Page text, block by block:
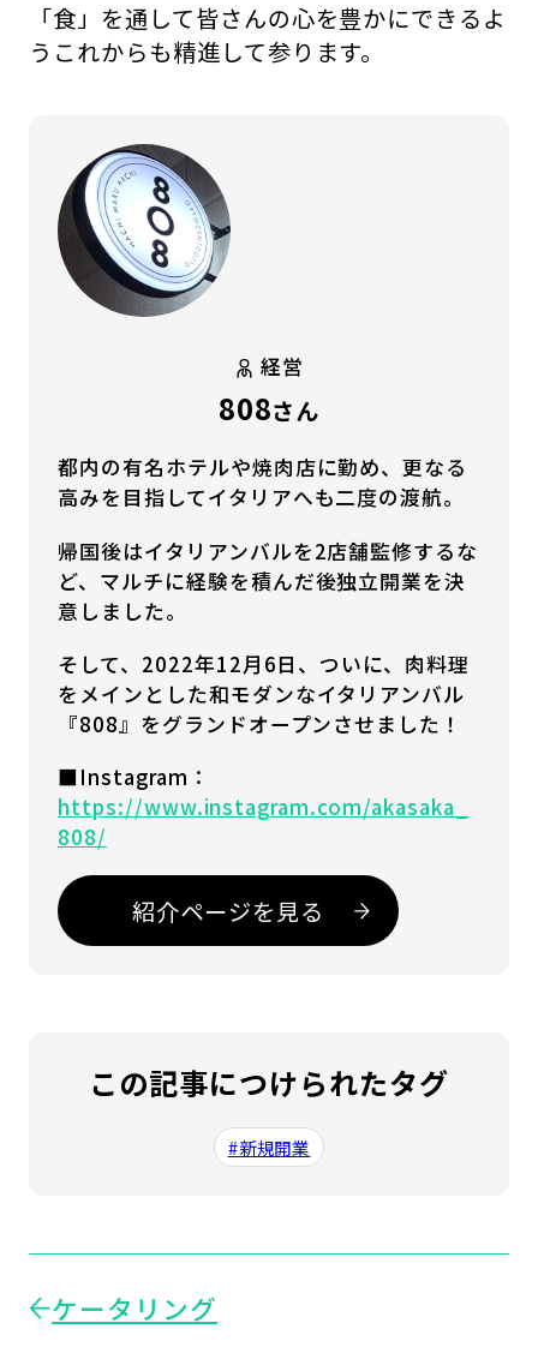
「食」を通して皆さんの心を豊かにできるよ
うこれからも精進して参ります。
経営
808さん
都内の有名ホテルや焼肉店に勤め、更なる
高みを目指してイタリアへも二度の渡航。
帰国後はイタリアンバルを2店舗監修するな
ど、マルチに経験を積んだ後独立開業を決
意しました。
そして、2022年12月6日、ついに、肉料理
をメインとした和モダンなイタリアンバル
『808』をグランドオープンさせました！
■Instagram：
https://www.instagram.com/akasaka_
808/
紹介ページを見る
この記事につけられたタグ
#新規開業
ケータリング